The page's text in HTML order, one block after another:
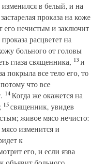
в белый, и на
проказа на коже
его нечистым и заключит
расцветет на
больного от головы
глаза священника, 13и
покрыла все тело его, то
что все
14Когда же окажется на
15священник, увидев
живое мясо нечисто:
изменится и
к
его, и если язва